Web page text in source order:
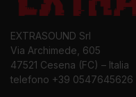
EXTRASOUND Srl
Via Archimede, 605
47521 Cesena (FC) – Italia
telefono +39 0547645626